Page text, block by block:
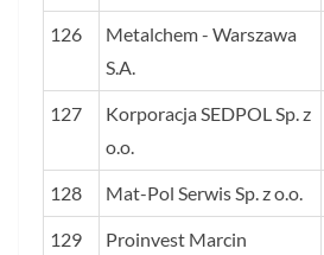
126
Metalchem - Warszawa
S.A.
127
Korporacja SEDPOL Sp. z
o.o.
128 Mat-Pol Serwis Sp. z o.o.
129
Proinvest Marcin